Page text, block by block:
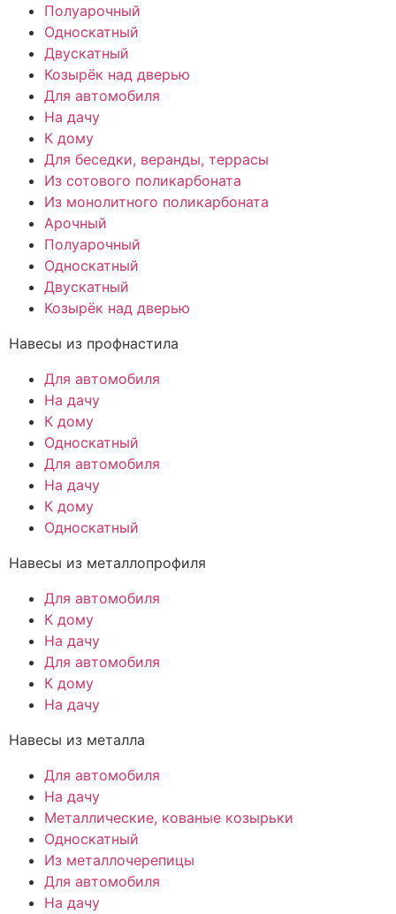
Полуарочный
Односкатный
Двускатный
Козырёк над дверью
Для автомобиля
На дачу
К дому
Для беседки, веранды, террасы
Из сотового поликарбоната
Из монолитного поликарбоната
Арочный
Полуарочный
Односкатный
Двускатный
Козырёк над дверью
Навесы из профнастила
Для автомобиля
На дачу
К дому
Односкатный
Для автомобиля
На дачу
К дому
Односкатный
Навесы из металлопрофиля
Для автомобиля
К дому
На дачу
Для автомобиля
К дому
На дачу
Навесы из металла
Для автомобиля
На дачу
Металлические, кованые козырьки
Односкатный
Из металлочерепицы
Для автомобиля
На дачу